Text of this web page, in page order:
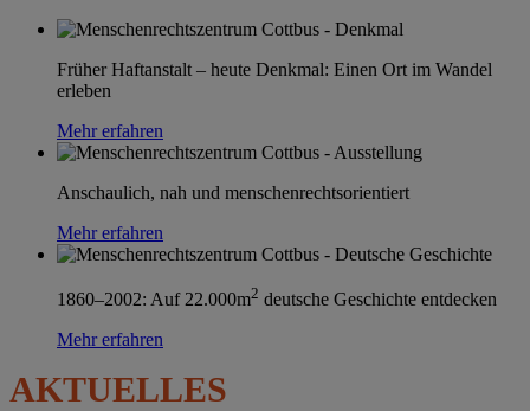
Früher Haftanstalt – heute Denkmal: Einen Ort im Wandel
erleben
Mehr erfahren
Anschaulich, nah und menschenrechtsorientiert
Mehr erfahren
1860–2002: Auf 22.000m2 deutsche Geschichte entdecken
Mehr erfahren
AKTUELLES